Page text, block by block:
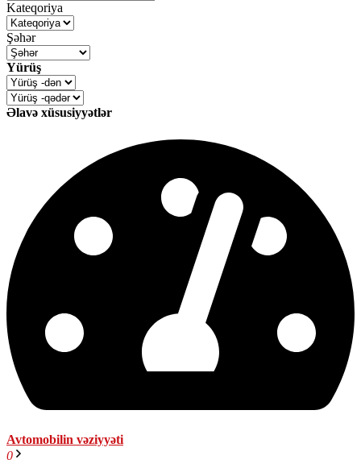
Kateqoriya
Şəhər
Yürüş
Əlavə xüsusiyyətlər
Avtomobilin vəziyyəti
0